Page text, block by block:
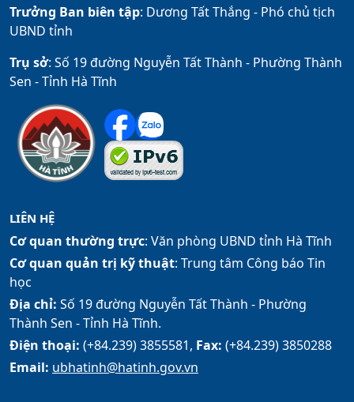
Trưởng Ban biên tập: Dương Tất Thắng - Phó chủ tịch
UBND tỉnh
Trụ sở: Số 19 đường Nguyễn Tất Thành - Phường Thành
Sen - Tỉnh Hà Tĩnh
LIÊN HỆ
Cơ quan thường trực: Văn phòng UBND tỉnh Hà Tĩnh
Cơ quan quản trị kỹ thuật: Trung tâm Công báo Tin
học
Địa chỉ: Số 19 đường Nguyễn Tất Thành - Phường
Thành Sen - Tỉnh Hà Tĩnh.
Điện thoại: (+84.239) 3855581, Fax: (+84.239) 3850288
Email: ubhatinh@hatinh.gov.vn